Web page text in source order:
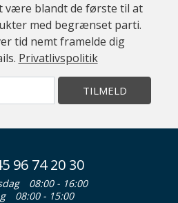
være blandt de første til at
med begrænset parti.
tid nemt framelde dig
Privatlivspolitik
TILMELD
96 74 20 30
08:00 - 16:00
08:00 - 15:00